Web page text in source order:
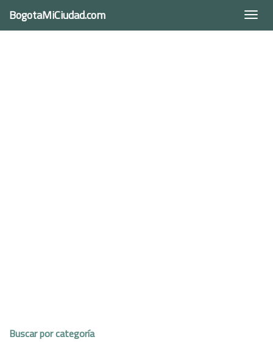
BogotaMiCiudad.com
Buscar por categoría